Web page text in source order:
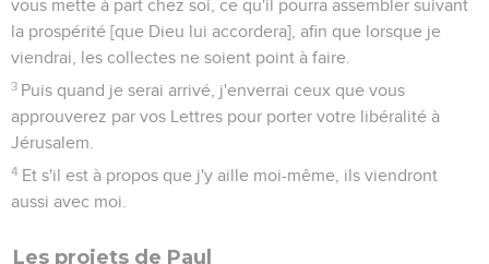
vous mette à part chez soi, ce qu'il pourra assembler suivant
la prospérité [que Dieu lui accordera], afin que lorsque je
viendrai, les collectes ne soient point à faire.
3 Puis quand je serai arrivé, j'enverrai ceux que vous
approuverez par vos Lettres pour porter votre libéralité à
Jérusalem.
4 Et s'il est à propos que j'y aille moi-même, ils viendront
aussi avec moi.
Les projets de Paul